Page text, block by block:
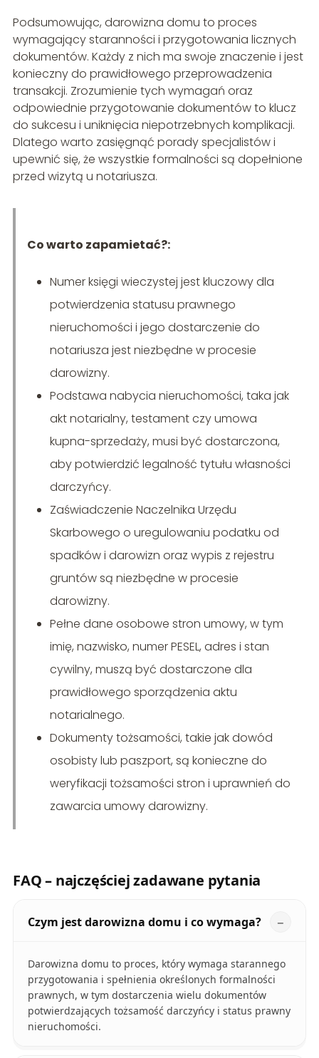
Podsumowując, darowizna domu to proces
wymagający staranności i przygotowania licznych
dokumentów. Każdy z nich ma swoje znaczenie i jest
konieczny do prawidłowego przeprowadzenia
transakcji. Zrozumienie tych wymagań oraz
odpowiednie przygotowanie dokumentów to klucz
do sukcesu i uniknięcia niepotrzebnych komplikacji.
Dlatego warto zasięgnąć porady specjalistów i
upewnić się, że wszystkie formalności są dopełnione
przed wizytą u notariusza.
Co warto zapamietać?:
Numer księgi wieczystej jest kluczowy dla
potwierdzenia statusu prawnego
nieruchomości i jego dostarczenie do
notariusza jest niezbędne w procesie
darowizny.
Podstawa nabycia nieruchomości, taka jak
akt notarialny, testament czy umowa
kupna-sprzedaży, musi być dostarczona,
aby potwierdzić legalność tytułu własności
darczyńcy.
Zaświadczenie Naczelnika Urzędu
Skarbowego o uregulowaniu podatku od
spadków i darowizn oraz wypis z rejestru
gruntów są niezbędne w procesie
darowizny.
Pełne dane osobowe stron umowy, w tym
imię, nazwisko, numer PESEL, adres i stan
cywilny, muszą być dostarczone dla
prawidłowego sporządzenia aktu
notarialnego.
Dokumenty tożsamości, takie jak dowód
osobisty lub paszport, są konieczne do
weryfikacji tożsamości stron i uprawnień do
zawarcia umowy darowizny.
FAQ – najczęściej zadawane pytania
Czym jest darowizna domu i co wymaga?
Darowizna domu to proces, który wymaga starannego
przygotowania i spełnienia określonych formalności
prawnych, w tym dostarczenia wielu dokumentów
potwierdzających tożsamość darczyńcy i status prawny
nieruchomości.